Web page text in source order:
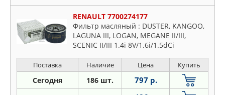
RENAULT 7700274177
Фильтр масляный : DUSTER, KANGOO,
LAGUNA III, LOGAN, MEGANE II/III,
SCENIC II/III 1.4i 8V/1.6i/1.5dCi
Поставка Наличие Цена Купить
Сегодня 186 шт. 797 р.